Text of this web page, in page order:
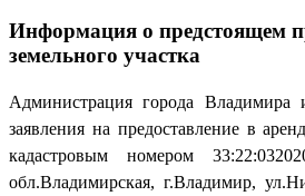
Информация о предстоящем
земельного участка
Администрация города Владимира
заявления на предоставление в
кадастровым номером
обл.Владимирская, г.Владимир,